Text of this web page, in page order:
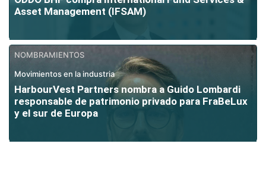
Asset Management (IFSAM)
NOMBRAMIENTOS
Movimientos en la industria
HarbourVest Partners nombra a Guido Lombardi
responsable de patrimonio privado para FraBeLux
y el sur de Europa